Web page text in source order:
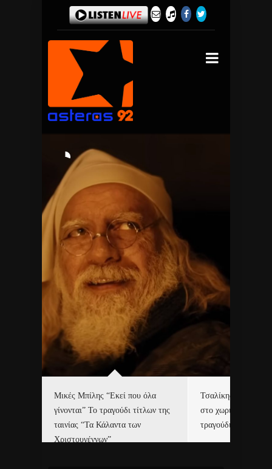
Μικές Μπίλης “Εκεί που όλα
γίνονται” Το τραγούδι τίτλων της
ταινίας “Τα Κάλαντα των
Χριστουγέννων”
Τσαλίκης,
στο χωριό του Άι
τραγούδι και video